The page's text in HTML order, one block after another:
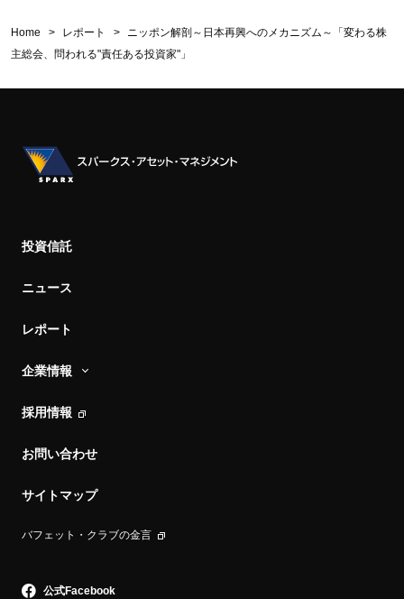
Home レポート
ニッポン解剖～日本再興へのメカニズム～「変わる株
主総会、問われる"責任ある投資家"」
投資信託
ニュース
レポート
企業情報
企業情報
会社概要
電子公告
採用情報
お問い合わせ
サイトマップ
バフェット・クラブの金言
公式Facebook